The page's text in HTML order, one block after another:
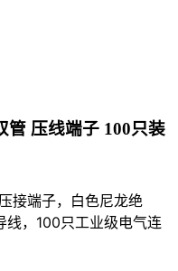
管 压线端子 100只装
接端子，白色尼龙绝
，100只工业级电气连